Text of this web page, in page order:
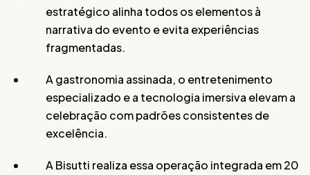
estratégico alinha todos os elementos à
narrativa do evento e evita experiências
fragmentadas.
A gastronomia assinada, o entretenimento
especializado e a tecnologia imersiva elevam a
celebração com padrões consistentes de
excelência.
A Bisutti realiza essa operação integrada em 20